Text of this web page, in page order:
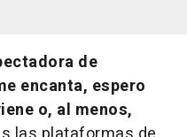
de
encanta, espero
o, al menos,